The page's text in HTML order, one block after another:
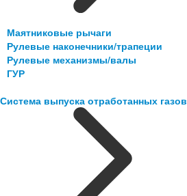
Маятниковые рычаги
Рулевые наконечники/трапеции
Рулевые механизмы/валы
ГУР
Система выпуска отработанных газов